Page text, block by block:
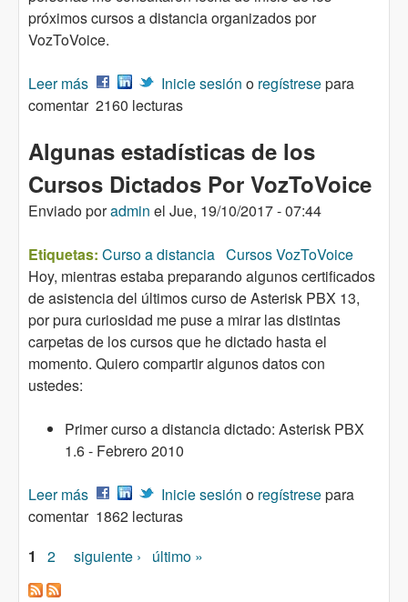
próximos cursos a distancia organizados por
VozToVoice.
Leer más sobre Próximos cursos a distancia del Campus
VozToVoice
Inicie sesión o regístresepara
comentar 2160 lecturas
Algunas estadísticas de los
Cursos Dictados Por VozToVoice
Enviado poradmin el Jue, 19/10/2017 - 07:44
Etiquetas: Curso a distancia Cursos VozToVoice
Hoy, mientras estaba preparando algunos certificados
de asistencia del últimos curso de Asterisk PBX 13,
por pura curiosidad me puse a mirar las distintas
carpetas de los cursos que he dictado hasta el
momento. Quiero compartir algunos datos con
ustedes:
Primer curso a distancia dictado: Asterisk PBX
1.6 - Febrero 2010
Leer más sobre Algunas estadísticas de los Cursos
Dictados Por VozToVoice
Inicie sesión o regístresepara
comentar 1862 lecturas
Páginas
1 2 siguiente › último »